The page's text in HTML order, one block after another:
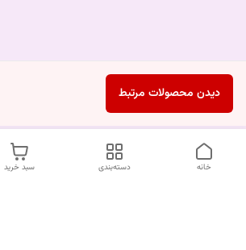
دیدن محصولات مرتبط
سبد خرید دسته‌بندی خانه